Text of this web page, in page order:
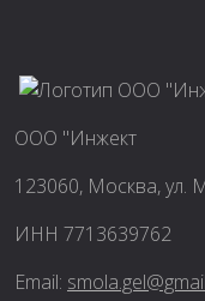
ООО "Инжект
123060, Москва, ул.
ИНН 7713639762
Email: